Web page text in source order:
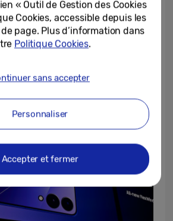
Les bordures ont été
mm, soit de presque un tiers
version précédente. Avec
prenant en charge de
et widgets.
« Outil de Gestion des Cookies
Cookies, accessible depuis les
page. Plus d’information dans
Politique Cookies.
sans accepter
Personnaliser
Accepter et fermer